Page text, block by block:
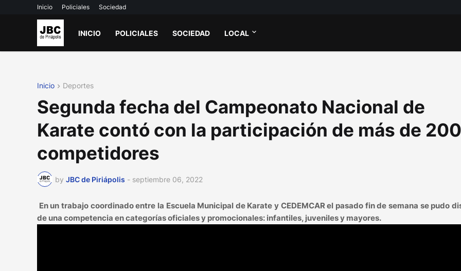
Inicio Policiales Sociedad
INICIO POLICIALES SOCIEDAD LOCAL
Inicio Deportes
Segunda fecha del Campeonato Nacional de
Karate contó con la participación de más de 200
competidores
by JBC de Piriápolis - septiembre 06, 2022
En un trabajo coordinado entre la Escuela Municipal de Karate y CEDEMCAR el pasado fin de semana se pudo
de una competencia en categorías oficiales y promocionales: infantiles, juveniles y mayores.